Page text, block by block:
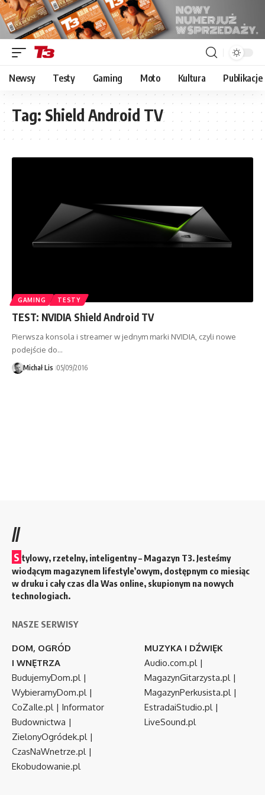
Newsy Testy Gaming Moto Kultura Publikacje
Tag: Shield Android TV
GAMING TESTY
TEST: NVIDIA Shield Android TV
Pierwsza konsola i streamer w jednym marki NVIDIA, czyli nowe
podejście do…
Michał Lis 05/09/2016
//
S tylowy, rzetelny, inteligentny – Magazyn T3. Jesteśmy
wiodącym magazynem lifestyle’owym, dostępnym co miesiąc
w druku i cały czas dla Was online, skupionym na nowych
technologiach.
NASZE SERWISY
DOM, OGRÓD
I WNĘTRZA
BudujemyDom.pl|
WybieramyDom.pl|
CoZaIle.pl| Informator
Budownictwa |
ZielonyOgródek.pl|
CzasNaWnetrze.pl|
Ekobudowanie.pl
MUZYKA I DŹWIĘK
Audio.com.pl|
MagazynGitarzysta.pl|
MagazynPerkusista.pl|
EstradaiStudio.pl|
LiveSound.pl